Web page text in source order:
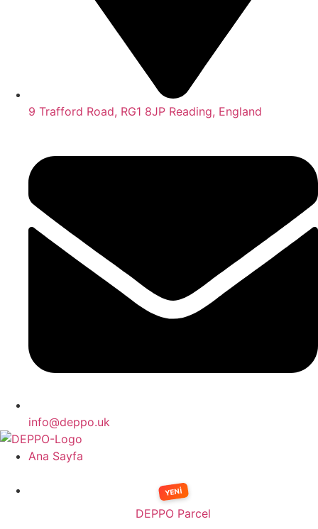
9 Trafford Road, RG1 8JP Reading, England
info@deppo.uk
Ana Sayfa
DEPPO Parcel